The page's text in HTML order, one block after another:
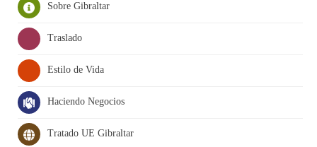
Sobre Gibraltar
Traslado
Estilo de Vida
Haciendo Negocios
Tratado UE Gibraltar